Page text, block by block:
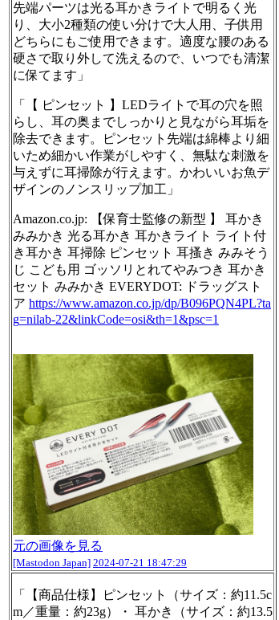
先端パーツは光る耳かきライトで明るく光
り、大小2種類の使い分けで大人用、子供用
どちらにもご使用できます。適度な腰のある
硬さで取り外して洗えるので、いつでも清潔
に保てます」
「【 ピンセット 】LEDライトで耳の穴を照
らし、耳の奥までしっかりと見ながら耳垢を
除去できます。ピンセット先端は綿棒より細
いため細かい作業がしやすく、無駄な刺激を
与えずに耳掃除が行えます。かわいいお魚デ
ザインのノンスリップ加工」
Amazon.co.jp: 【保育士監修の新型 】 耳かき
みみかき 光る耳かき 耳かきライト ライト付
き耳かき 耳掃除 ピンセット 耳搔き みみそう
じ こども用 ゴッソリとれてやみつき 耳かき
セット みみかき EVERYDOT: ドラッグスト
ア https://www.amazon.co.jp/dp/B096PQN4PL?ta
g=nilab-22&linkCode=osi&th=1&psc=1
元の画像を見る
[Mastodon Japan] 2024-07-21 18:47:29
「【商品仕様】ピンセット（サイズ：約11.5c
m／重量：約23g）・ 耳かき（サイズ：約13.5